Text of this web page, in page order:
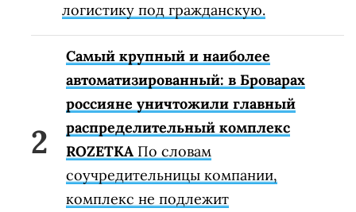
логистику под гражданскую.
Самый крупный и наиболее
автоматизированный: в Броварах
россияне уничтожили главный
распределительный комплекс
ROZETKA По словам
соучредительницы компании,
комплекс не подлежит